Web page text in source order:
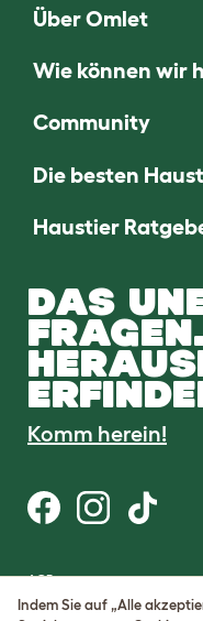
Über Omlet
Wie können wir
Community
Die besten
Haustier
DAS
Komm herein!
AGB
Datenschutz
Indem Sie auf „Alle